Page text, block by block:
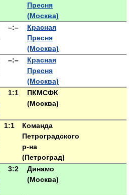
Пресня
(Москва)
–:–
Красная
Пресня
(Москва)
–:–
Красная
Пресня
(Москва)
1:1
ПКМСФК
(Москва)
1:1
Команда
Петроградского
р-на
(Петроград)
3:2
Динамо
(Москва)